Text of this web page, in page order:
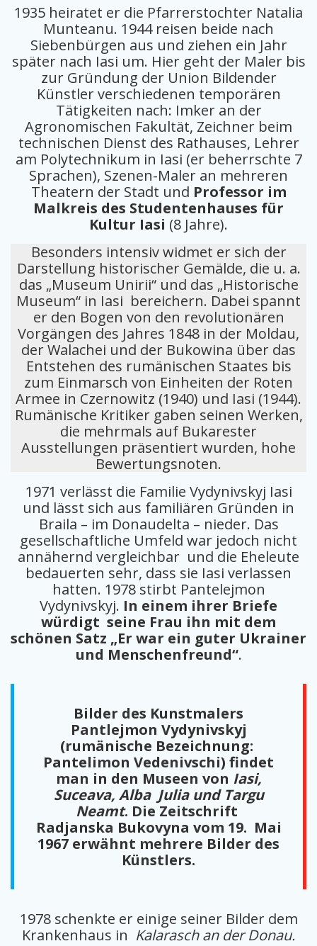
1935 heiratet er die Pfarrerstochter Natalia
Munteanu. 1944 reisen beide nach
Siebenbürgen aus und ziehen ein Jahr
später nach Iasi um. Hier geht der Maler bis
zur Gründung der Union Bildender
Künstler verschiedenen temporären
Tätigkeiten nach: Imker an der
Agronomischen Fakultät, Zeichner beim
technischen Dienst des Rathauses, Lehrer
am Polytechnikum in Iasi (er beherrschte 7
Sprachen), Szenen-Maler an mehreren
Theatern der Stadt und Professor im
Malkreis des Studentenhauses für
Kultur Iasi (8 Jahre).
Besonders intensiv widmet er sich der
Darstellung historischer Gemälde, die u. a.
das „Museum Unirii“ und das „Historische
Museum“ in Iasi bereichern. Dabei spannt
er den Bogen von den revolutionären
Vorgängen des Jahres 1848 in der Moldau,
der Walachei und der Bukowina über das
Entstehen des rumänischen Staates bis
zum Einmarsch von Einheiten der Roten
Armee in Czernowitz (1940) und Iasi (1944).
Rumänische Kritiker gaben seinen Werken,
die mehrmals auf Bukarester
Ausstellungen präsentiert wurden, hohe
Bewertungsnoten.
1971 verlässt die Familie Vydynivskyj Iasi
und lässt sich aus familiären Gründen in
Braila – im Donaudelta – nieder. Das
gesellschaftliche Umfeld war jedoch nicht
annähernd vergleichbar und die Eheleute
bedauerten sehr, dass sie Iasi verlassen
hatten. 1978 stirbt Pantelejmon
Vydynivskyj. In einem ihrer Briefe
würdigt seine Frau ihn mit dem
schönen Satz „Er war ein guter Ukrainer
und Menschenfreund“.
Bilder des Kunstmalers
Pantlejmon Vydynivskyj
(rumänische Bezeichnung:
Pantelimon Vedenivschi) findet
man in den Museen von Iasi,
Suceava, Alba Julia und Targu
Neamt. Die Zeitschrift
Radjanska Bukovyna vom 19. Mai
1967 erwähnt mehrere Bilder des
Künstlers.
1978 schenkte er einige seiner Bilder dem
Krankenhaus in Kalarasch an der Donau.